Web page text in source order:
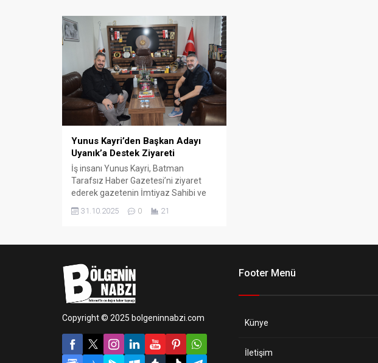
Yunus Kayri’den Başkan Adayı
Uyanık’a Destek Ziyareti
İş insanı Yunus Kayri, Batman
Tarafsız Haber Gazetesi’ni ziyaret
ederek gazetenin İmtiyaz Sahibi ve
Başkan Adayı Cebrail Uyanık ile bir
31.10.2025 0 21
Copyright © 2025 bolgeninnabzi.com
Footer Menü
Künye
İletişim